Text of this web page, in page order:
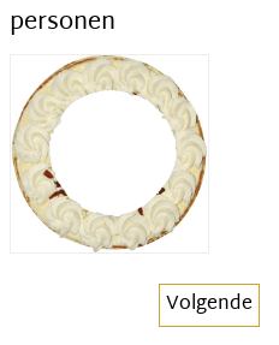
personen
Volgende